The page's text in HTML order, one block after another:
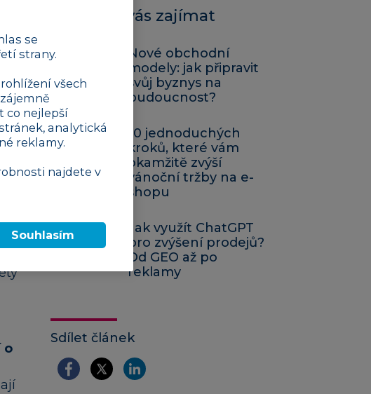
o
Mohlo by vás zajímat
Nové obchodní
modely: jak připravit
svůj byznys na
budoucnost?
10 jednoduchých
kroků, které vám
okamžitě zvýší
vánoční tržby na e-
shopu
Jak využít ChatGPT
pro zvýšení prodejů?
Od GEO až po
reklamy
Sdílet článek
se
strany.
všech
co nejlepší
analytická
reklamy.
najdete v
Souhlasím